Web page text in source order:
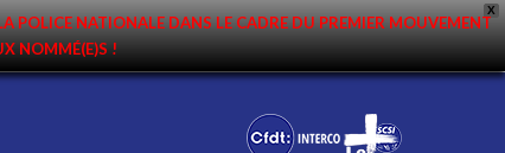
X
POLICE NATIONALE DANS LE CADRE DU PREMIER MOUVEMENT
NOMMÉ(E)S !